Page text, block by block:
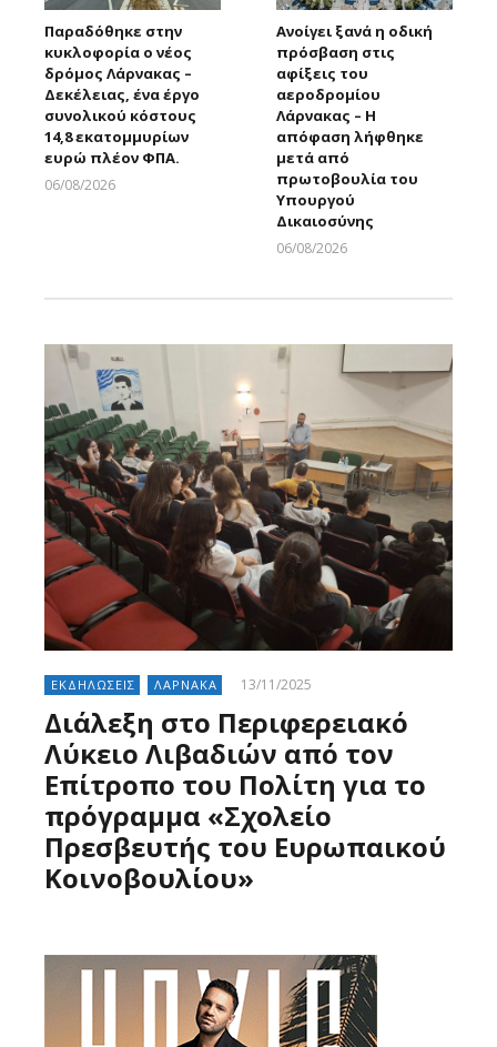
Παραδόθηκε στην
κυκλοφορία ο νέος
δρόμος Λάρνακας –
Δεκέλειας, ένα έργο
συνολικού κόστους
14,8 εκατομμυρίων
ευρώ πλέον ΦΠΑ.
06/08/2026
Ανοίγει ξανά η οδική
πρόσβαση στις
αφίξεις του
αεροδρομίου
Λάρνακας – Η
απόφαση λήφθηκε
μετά από
πρωτοβουλία του
Υπουργού
Δικαιοσύνης
06/08/2026
ΕΚΔΗΛΩΣΕΙΣ ΛΑΡΝΑΚΑ 13/11/2025
Διάλεξη στο Περιφερειακό
Λύκειο Λιβαδιών από τον
Επίτροπο του Πολίτη για το
πρόγραμμα «Σχολείο
Πρεσβευτής του Ευρωπαικού
Κοινοβουλίου»